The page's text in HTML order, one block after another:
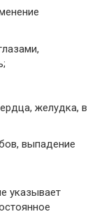
желудка, в
выпадение
указывает